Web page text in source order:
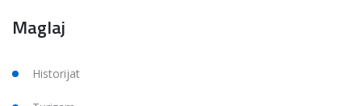
Maglaj
Historijat